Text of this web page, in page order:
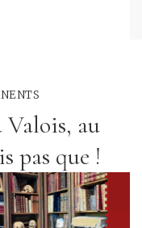
Valois, au
pas que !